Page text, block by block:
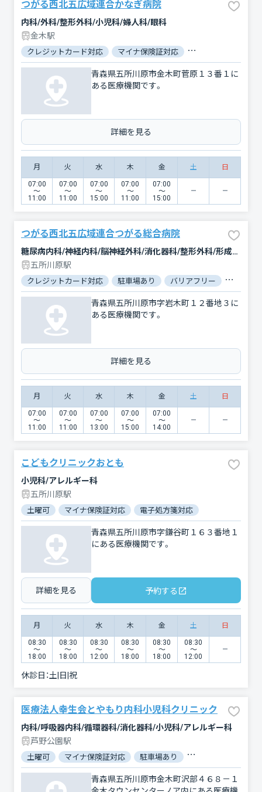
つがる西北五広域連合かなぎ病院
内科/外科/整形外科/小児科/婦人科/眼科
金木駅
クレジットカード対応 マイナ保険証対応 駐車場あり
青森県五所川原市金木町菅原１３番１に
ある医療機関です。
詳細を見る
月 火 水 木 金 土 日
07:00
〜
11:00
07:00
〜
11:00
07:00
〜
15:00
07:00
〜
11:00
07:00
〜
15:00
つがる西北五広域連合つがる総合病院
糖尿病内科/神経内科/脳神経外科/消化器科/整形外科/形成外科/小児科/産婦人科/眼科/耳鼻咽喉科/皮膚科/泌尿器科/精神科・神経科/歯科口腔外科/リウマチ科/放射線科/救急科/麻酔科
五所川原駅
クレジットカード対応 駐車場あり バリアフリー 対応言語
青森県五所川原市字岩木町１２番地３に
ある医療機関です。
詳細を見る
月 火 水 木 金 土 日
07:00
〜
11:00
07:00
〜
11:00
07:00
〜
13:00
07:00
〜
15:00
07:00
〜
14:00
こどもクリニックおとも
小児科/アレルギー科
五所川原駅
土曜可 マイナ保険証対応 電子処方箋対応
青森県五所川原市字鎌谷町１６３番地１
にある医療機関です。
詳細を見る 予約する
月 火 水 木 金 土 日
08:30
〜
18:00
08:30
〜
18:00
08:30
〜
12:00
08:30
〜
18:00
08:30
〜
18:00
08:30
〜
12:00
休診日：土|日|祝
医療法人幸生会とやもり内科小児科クリニック
内科/呼吸器内科/循環器科/消化器科/小児科/アレルギー科
芦野公園駅
土曜可 マイナ保険証対応 駐車場あり バリアフリー
青森県五所川原市金木町沢部４６８－１